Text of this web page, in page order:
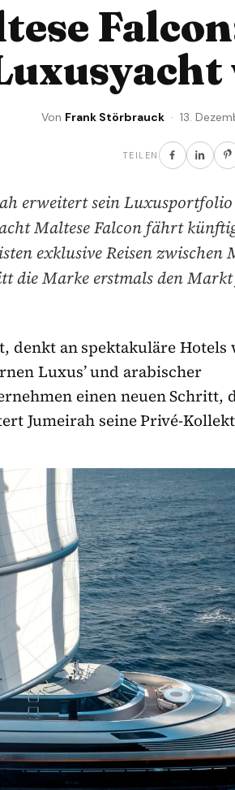
Von Frank Störbrauck· 13.
TEILEN
erweitert sein
Maltese Falcon fährt
exklusive Reisen
die Marke erstmals den
denkt an spektakuläre Hotels
Luxus’ und arabischer
einen neuen Schritt,
Jumeirah seine Privé-